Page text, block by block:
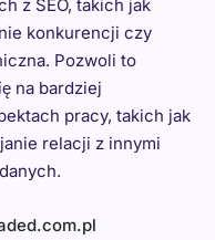
z SEO, takich jak
konkurencji czy
Pozwoli to
na bardziej
pracy, takich jak
relacji z innymi